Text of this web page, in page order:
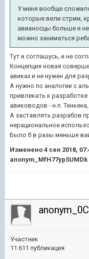
У меня вообще
которые вели стрим,
авианосцы больше и
можно заниматься
Тут и соглашусь, и не
Концепция новая
авиках и не нужен для
А нужно по аналогии с
привлекать к
авиководов - н.п.
А заставлять разрабов
нерациональное
Было б в разы меньше
Изменено 4 сен 2018,
anonym_MfH77ypSUMDk
Участник
11 611 публикация